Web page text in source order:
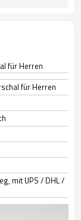
für Herren
für Herren
mit UPS / DHL /